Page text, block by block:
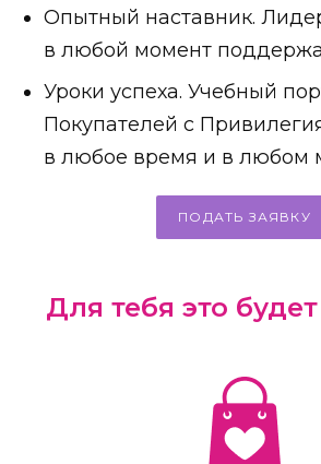
Опытный наставник.
в любой момент
Уроки успеха. Учебный
Покупателей с
в любое время и в любом
ПОДАТЬ ЗАЯВКУ
Для тебя это